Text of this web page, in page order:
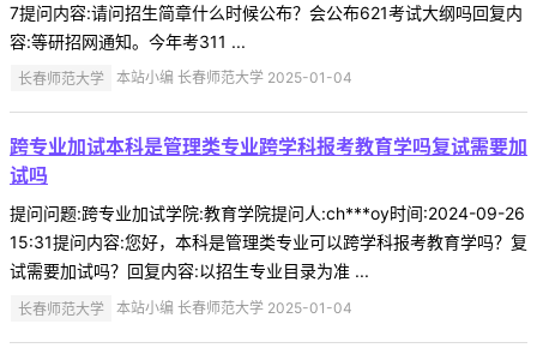
7提问内容:请问招生简章什么时候公布？会公布621考试大纲吗回复内
容:等研招网通知。今年考311 ...
长春师范大学 本站小编 长春师范大学 2025-01-04
跨专业加试本科是管理类专业跨学科报考教育学吗复试需要加
试吗
提问问题:跨专业加试学院:教育学院提问人:ch***oy时间:2024-09-26
15:31提问内容:您好，本科是管理类专业可以跨学科报考教育学吗？复
试需要加试吗？回复内容:以招生专业目录为准 ...
长春师范大学 本站小编 长春师范大学 2025-01-04